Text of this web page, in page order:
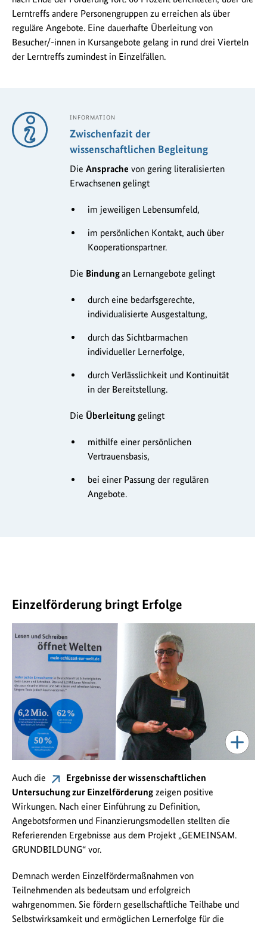
Lerntreffs andere Personengruppen zu erreichen als über
reguläre Angebote. Eine dauerhafte Überleitung von
Besucher/-innen in Kursangebote gelang in rund drei Vierteln
der Lerntreffs zumindest in Einzelfällen.
INFORMATION
Zwischenfazit der
wissenschaftlichen Begleitung
Die Ansprache von gering literalisierten
Erwachsenen gelingt
im jeweiligen Lebensumfeld,
im persönlichen Kontakt, auch über
Kooperationspartner.
Die Bindungan Lernangebote gelingt
durch eine bedarfsgerechte,
individualisierte Ausgestaltung,
durch das Sichtbarmachen
individueller Lernerfolge,
durch Verlässlichkeit und Kontinuität
in der Bereitstellung.
Die Überleitung gelingt
mithilfe einer persönlichen
Vertrauensbasis,
bei einer Passung der regulären
Angebote.
Einzelförderung bringt Erfolge
Auch die
Ergebnisse der wissenschaftlichen
Untersuchung zur Einzelförderung zeigen positive
Wirkungen. Nach einer Einführung zu Definition,
Angebotsformen und Finanzierungsmodellen stellten die
Referierenden Ergebnisse aus dem Projekt „GEMEINSAM.
GRUNDBILDUNG“ vor.
Demnach werden Einzelfördermaßnahmen von
Teilnehmenden als bedeutsam und erfolgreich
wahrgenommen. Sie fördern gesellschaftliche Teilhabe und
Selbstwirksamkeit und ermöglichen Lernerfolge für die